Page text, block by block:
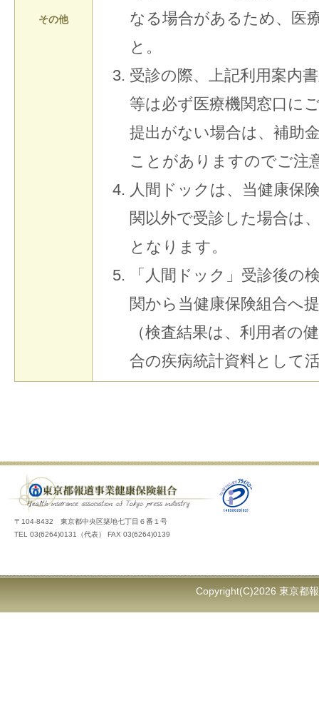
その他
なる場合があるため、医
と。
受診の際、上記利用案内
等は必ず医療機関窓口に
提出がない場合は、補助
ことがありますのでご注
人間ドックは、当健康保
関以外で受診した場合は
となります。
「人間ドック」受診後の
関から当健康保険組合へ
（検査結果は、利用者の
合の疾病統計資料として
〒104-8432 東京都中央区築地七丁目６番１号
TEL 03(6264)0131（代表） FAX 03(6264)0139
Copyright(C)2026 東京都